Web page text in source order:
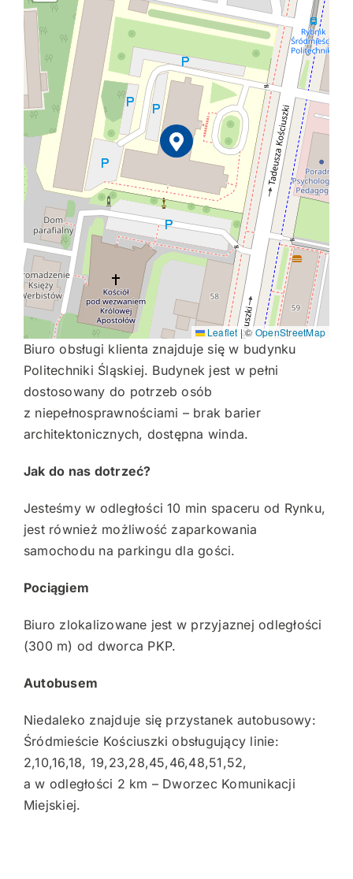
Leaflet |© OpenStreetMap
Biuro obsługi klienta znajduje się w budynku
Politechniki Śląskiej. Budynek jest w pełni
dostosowany do potrzeb osób
z niepełnosprawnościami – brak barier
architektonicznych, dostępna winda.
Jak do nas dotrzeć?
Jesteśmy w odległości 10 min spaceru od Rynku,
jest również możliwość zaparkowania
samochodu na parkingu dla gości.
Pociągiem
Biuro zlokalizowane jest w przyjaznej odległości
(300 m) od dworca PKP.
Autobusem
Niedaleko znajduje się przystanek autobusowy:
Śródmieście Kościuszki obsługujący linie:
2,10,16,18, 19,23,28,45,46,48,51,52,
a w odległości 2 km – Dworzec Komunikacji
Miejskiej.